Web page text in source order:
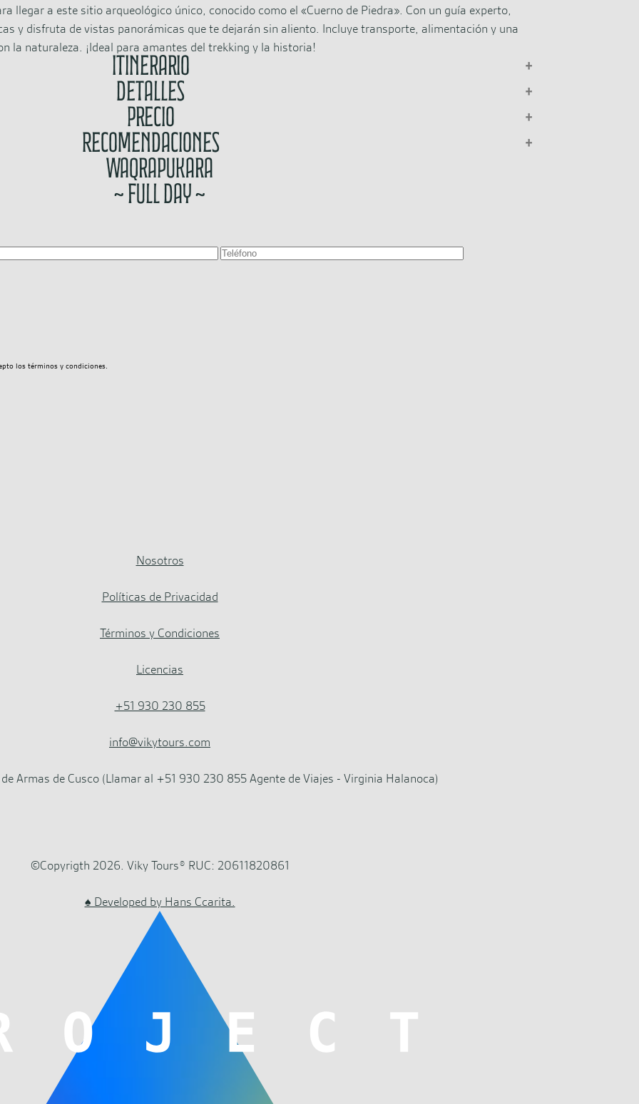
llegar a este sitio arqueológico único, conocido como el «Cuerno de Piedra». Con un guía experto,
y disfruta de vistas panorámicas que te dejarán sin aliento. Incluye transporte, alimentación y una
la naturaleza. ¡Ideal para amantes del trekking y la historia!
Itinerario
Detalles
Precio
Recomendaciones
Waqrapukara
~ Full Day ~
los términos y condiciones.
Nosotros
Políticas de Privacidad
Términos y Condiciones
Licencias
+51 930 230 855
info@vikytours.com
Armas de Cusco (Llamar al +51 930 230 855 Agente de Viajes - Virginia Halanoca)
©Copyrigth 2026. Viky Tours® RUC: 20611820861
♠ Developed by Hans Ccarita.